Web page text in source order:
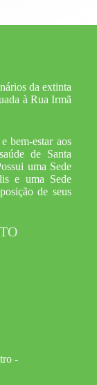
da extinta
à Rua Irmã
bem-estar aos
de Santa
uma Sede
e uma Sede
de seus
-